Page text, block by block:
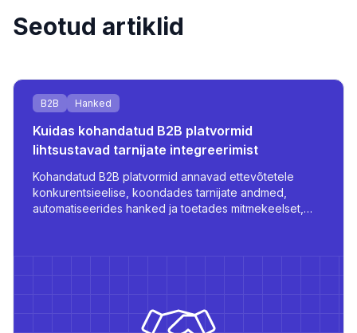
Seotud artiklid
B2B Hanked
Kuidas kohandatud B2B platvormid
lihtsustavad tarnijate integreerimist
Kohandatud B2B platvormid annavad ettevõtetele
konkurentsieelise, koondades tarnijate andmed,
automatiseerides hanked ja toetades mitmekeelset,